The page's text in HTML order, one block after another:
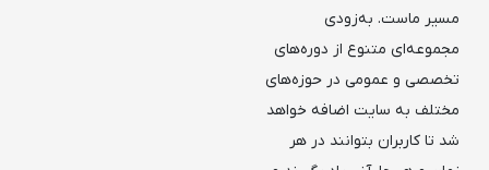
مسیر ماست. به‌زودی
مجموعه‌ای متنوع از دوره‌های
تخصصی و عمومی در حوزه‌های
مختلف به سایت اضافه خواهد
شد تا کاربران بتوانند در هر